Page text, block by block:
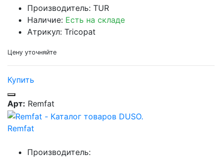
Производитель: TUR
Наличие: Есть на складе
Атрикул: Tricopat
Цену уточняйте
Купить
Арт: Remfat
Remfat
Производитель: